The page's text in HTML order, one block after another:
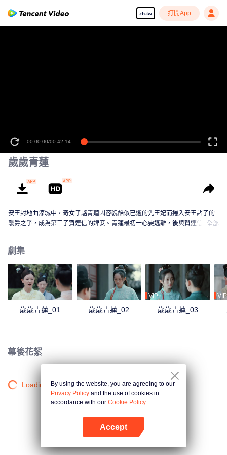
zh-tw 打開App
00:00:00/00:42:14
歲歲青蓮
安王封地曲涼城中，奇女子駱青蓮因容貌酷似已逝的先王妃而捲入安王諸子的
襲爵之爭，成為第三子賀連信的婢妾。青蓮最初一心要逃離，後與賀連信歷經
全部
劇集
歲歲青蓮_01 歲歲青蓮_02
VIP
歲歲青蓮_03
VIP
幕後花絮
Loading…By using the website, you are agreeing to our
Privacy Policy and the use of cookies in
accordance with our Cookie Policy.
Accept